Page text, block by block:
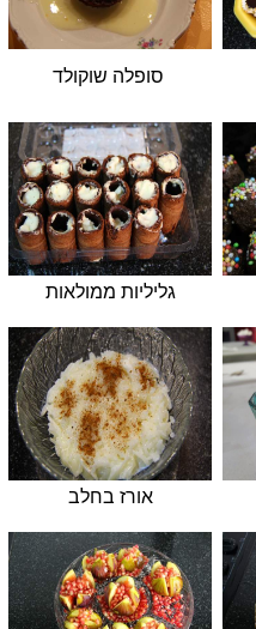
סופלה שוקולד
גליליות ממולאות
אורז בחלב